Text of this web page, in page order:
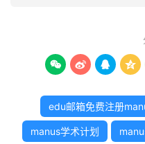
   
edu邮箱免费注册
manus学术计划